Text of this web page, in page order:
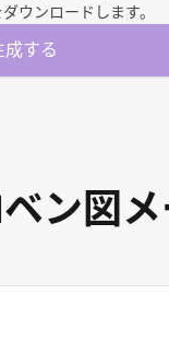
ウンロードします。
する
ン図